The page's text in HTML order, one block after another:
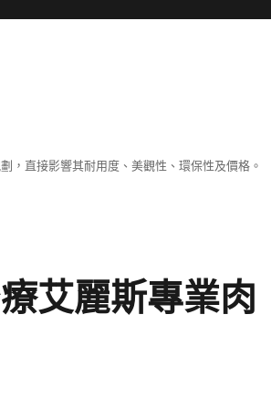
，直接影響其耐用度、美觀性、環保性及價格。
艾麗斯專業肉